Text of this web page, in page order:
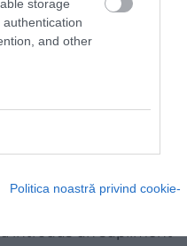
storage
and other
Politica noastră privind cookie-
cu 10% numărul
introdus un supliment